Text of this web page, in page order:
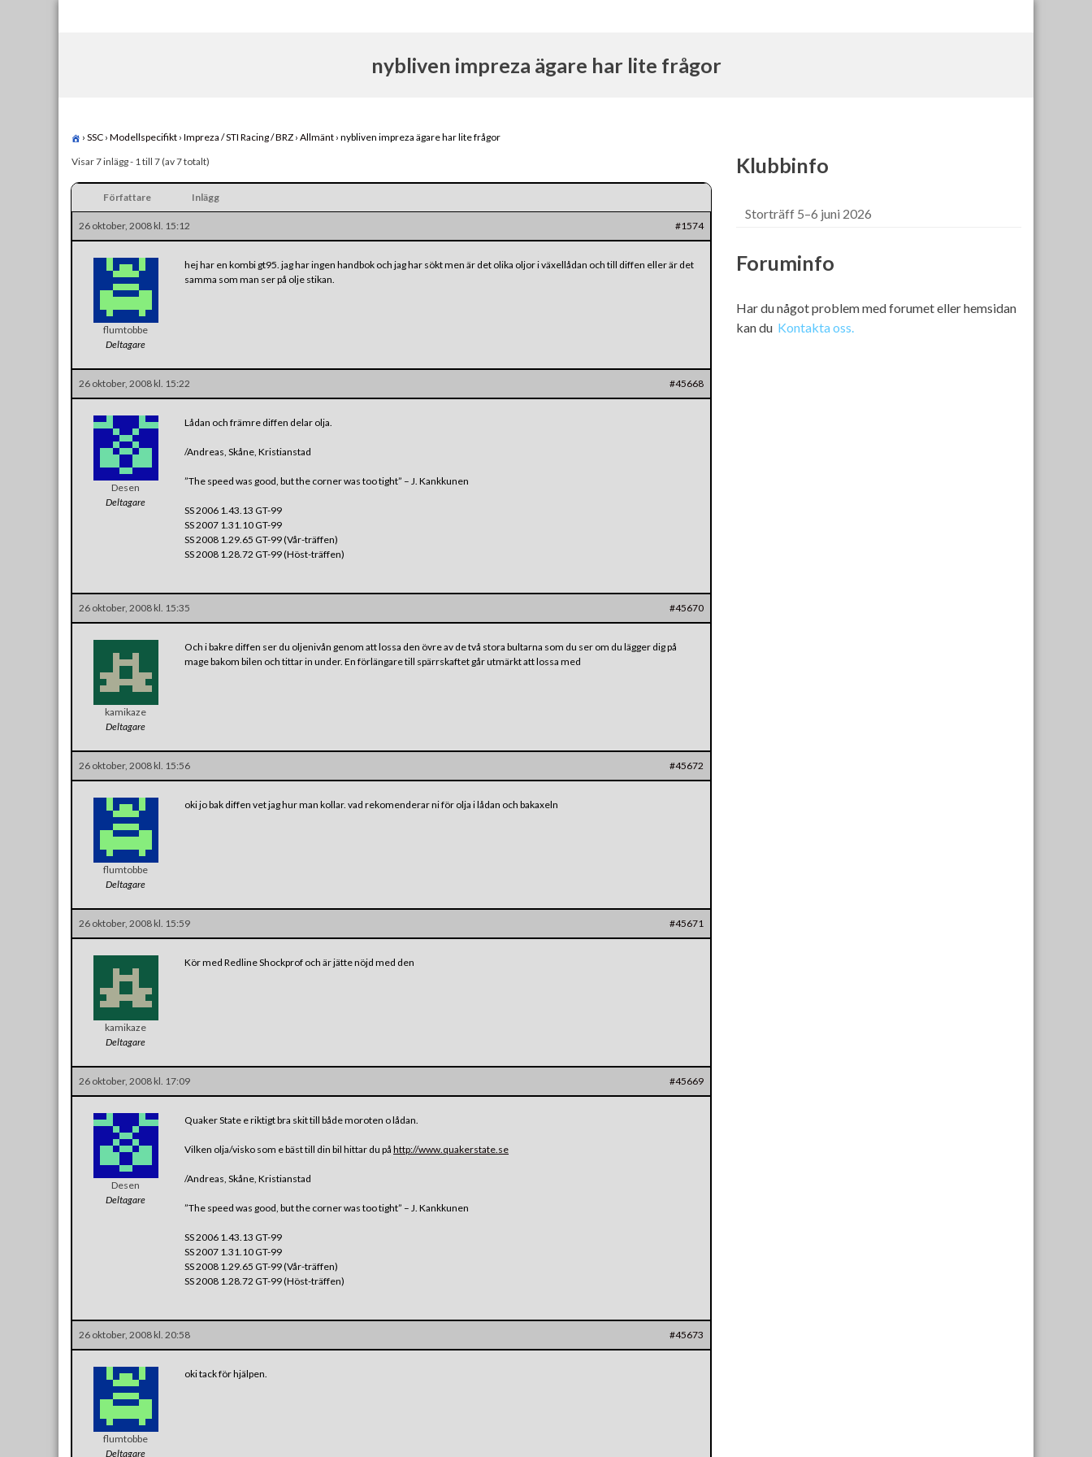
nybliven impreza ägare har lite frågor
› SSC › Modellspecifikt › Impreza / STI Racing / BRZ › Allmänt › nybliven impreza ägare har lite frågor
Visar 7 inlägg - 1 till 7 (av 7 totalt)
Författare Inlägg
26 oktober, 2008 kl. 15:12 #1574
flumtobbe
Deltagare
hej har en kombi gt95. jag har ingen handbok och jag har sökt men är det olika oljor i växellådan och till diffen eller är det
samma som man ser på olje stikan.
26 oktober, 2008 kl. 15:22 #45668
Desen
Deltagare
Lådan och främre diffen delar olja.
/Andreas, Skåne, Kristianstad
”The speed was good, but the corner was too tight” – J. Kankkunen
SS 2006 1.43.13 GT-99
SS 2007 1.31.10 GT-99
SS 2008 1.29.65 GT-99 (Vår-träffen)
SS 2008 1.28.72 GT-99 (Höst-träffen)
26 oktober, 2008 kl. 15:35 #45670
kamikaze
Deltagare
Och i bakre diffen ser du oljenivån genom att lossa den övre av de två stora bultarna som du ser om du lägger dig på
mage bakom bilen och tittar in under. En förlängare till spärrskaftet går utmärkt att lossa med
26 oktober, 2008 kl. 15:56 #45672
flumtobbe
Deltagare
oki jo bak diffen vet jag hur man kollar. vad rekomenderar ni för olja i lådan och bakaxeln
26 oktober, 2008 kl. 15:59 #45671
kamikaze
Deltagare
Kör med Redline Shockprof och är jätte nöjd med den
26 oktober, 2008 kl. 17:09 #45669
Desen
Deltagare
Quaker State e riktigt bra skit till både moroten o lådan.
Vilken olja/visko som e bäst till din bil hittar du på http://www.quakerstate.se
/Andreas, Skåne, Kristianstad
”The speed was good, but the corner was too tight” – J. Kankkunen
SS 2006 1.43.13 GT-99
SS 2007 1.31.10 GT-99
SS 2008 1.29.65 GT-99 (Vår-träffen)
SS 2008 1.28.72 GT-99 (Höst-träffen)
26 oktober, 2008 kl. 20:58 #45673
flumtobbe
Deltagare
oki tack för hjälpen.
Klubbinfo
Storträff 5–6 juni 2026
Foruminfo
Har du något problem med forumet eller hemsidan
kan du Kontakta oss.